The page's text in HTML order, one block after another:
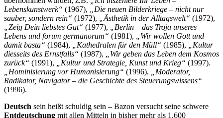
Lebenskunstwerk“ (1967),
„Die neuen Bilderkriege – nicht nur
sauber, sondern rein“ (1972), „Ästhetik in der Alltagswelt“ (1972),
„Zeig Dein liebstes Gut“ (1977), „Berlin – das Troja unseres
Lebens und forum germanorum“ (1981),
„Wir wollen Gott und
damit basta“ (1984), „Kathedralen für den Müll“ (1985),
„Kultur
diesseits des Ernstfalls“ (1987),
„Wir geben das Leben dem Kosmos
zurück“ (1991), „Kultur und Strategie, Kunst und Krieg“ (1997).
„Hominisierung vor Humanisierung“ (1996),
„Moderator,
Radikator, Navigator – die Geschichte des Steuerungswissens“
(1996).
Deutsch sein heißt schuldig sein – Bazon versucht seine schwere
Entdeutschung mit allen Mitteln in bisher mehr als 1.600